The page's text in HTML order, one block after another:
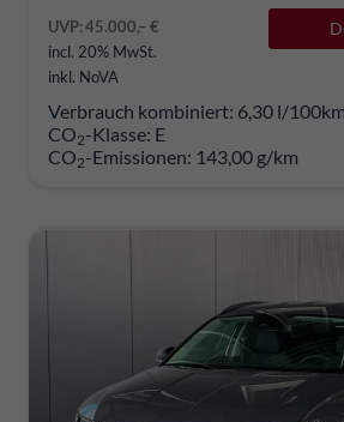
UVP:45.000,– €
incl. 20% MwSt.
inkl. NoVA
Verbrauch kombiniert: 6,30 l/100km
CO2-Klasse: E
CO2-Emissionen: 143,00 g/km